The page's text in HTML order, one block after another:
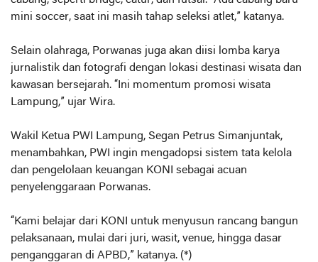
mini soccer, saat ini masih tahap seleksi atlet,” katanya.
Selain olahraga, Porwanas juga akan diisi lomba karya
jurnalistik dan fotografi dengan lokasi destinasi wisata dan
kawasan bersejarah. “Ini momentum promosi wisata
Lampung,” ujar Wira.
Wakil Ketua PWI Lampung, Segan Petrus Simanjuntak,
menambahkan, PWI ingin mengadopsi sistem tata kelola
dan pengelolaan keuangan KONI sebagai acuan
penyelenggaraan Porwanas.
“Kami belajar dari KONI untuk menyusun rancang bangun
pelaksanaan, mulai dari juri, wasit, venue, hingga dasar
penganggaran di APBD,” katanya. (*)